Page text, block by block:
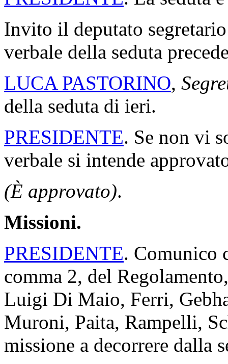
Invito il deputato
verbale della seduta
LUCA PASTORINO,
della seduta di ieri.
PRESIDENTE. Se non vi
verbale si intende
(È approvato).
Missioni.
PRESIDENTE. Comunico
comma 2, del
Luigi Di Maio, Ferri,
Muroni, Paita, Rampelli,
missione a decorrere dalla